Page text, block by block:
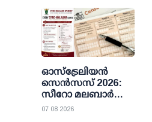
ദയനീയ അവസ്ഥ
തുറന്നുകാട്ടി
ജെറുസലേം
പാത്രിയാർക്കീസ്
ഓസ്ട്രേലിയൻ
സെൻസസ് 2026:
സീറോ മലബാർ
വിശ്വാസികൾക്കായി
07 08 2026